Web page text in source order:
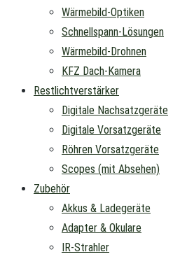
Wärmebild-Optiken
Schnellspann-Lösungen
Wärmebild-Drohnen
KFZ Dach-Kamera
Restlichtverstärker
Digitale Nachsatzgeräte
Digitale Vorsatzgeräte
Röhren Vorsatzgeräte
Scopes (mit Absehen)
Zubehör
Akkus & Ladegeräte
Adapter & Okulare
IR-Strahler